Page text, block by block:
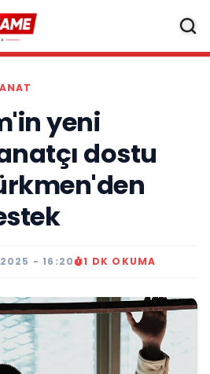
yeni
dostu
- 16:20 1 DK OKUMA